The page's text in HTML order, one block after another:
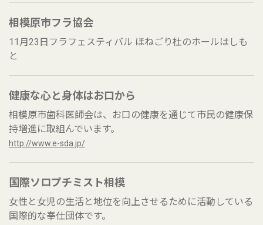
相模原市フラ協会
11月23日フラフェスティバル ほねごり杜のホールはしも
と
健康な心と身体はお口から
相模原市歯科医師会は、お口の健康を通じて市民の健康保
持増進に取組んでいます。
http://www.e-sda.jp/
国際ソロプチミスト相模
女性と女児の生活と地位を向上させるために活動している
国際的な奉仕団体です。